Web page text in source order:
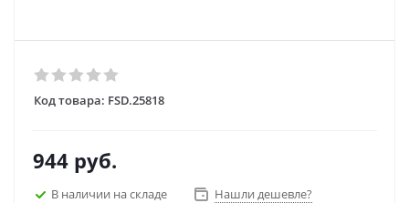
Код товара: FSD.25818
944 руб.
В наличии на складе Нашли дешевле?